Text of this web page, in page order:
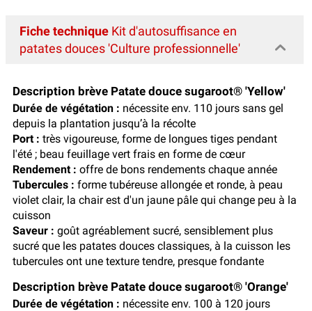
Fiche technique Kit d'autosuffisance en
patates douces 'Culture professionnelle'
Description brève Patate douce sugaroot® 'Yellow'
Durée de végétation : nécessite env. 110 jours sans gel
depuis la plantation jusqu’à la récolte
Port : très vigoureuse, forme de longues tiges pendant
l'été ; beau feuillage vert frais en forme de cœur
Rendement : offre de bons rendements chaque année
Tubercules : forme tubéreuse allongée et ronde, à peau
violet clair, la chair est d'un jaune pâle qui change peu à la
cuisson
Saveur : goût agréablement sucré, sensiblement plus
sucré que les patates douces classiques, à la cuisson les
tubercules ont une texture tendre, presque fondante
Description brève Patate douce sugaroot® 'Orange'
Durée de végétation : nécessite env. 100 à 120 jours